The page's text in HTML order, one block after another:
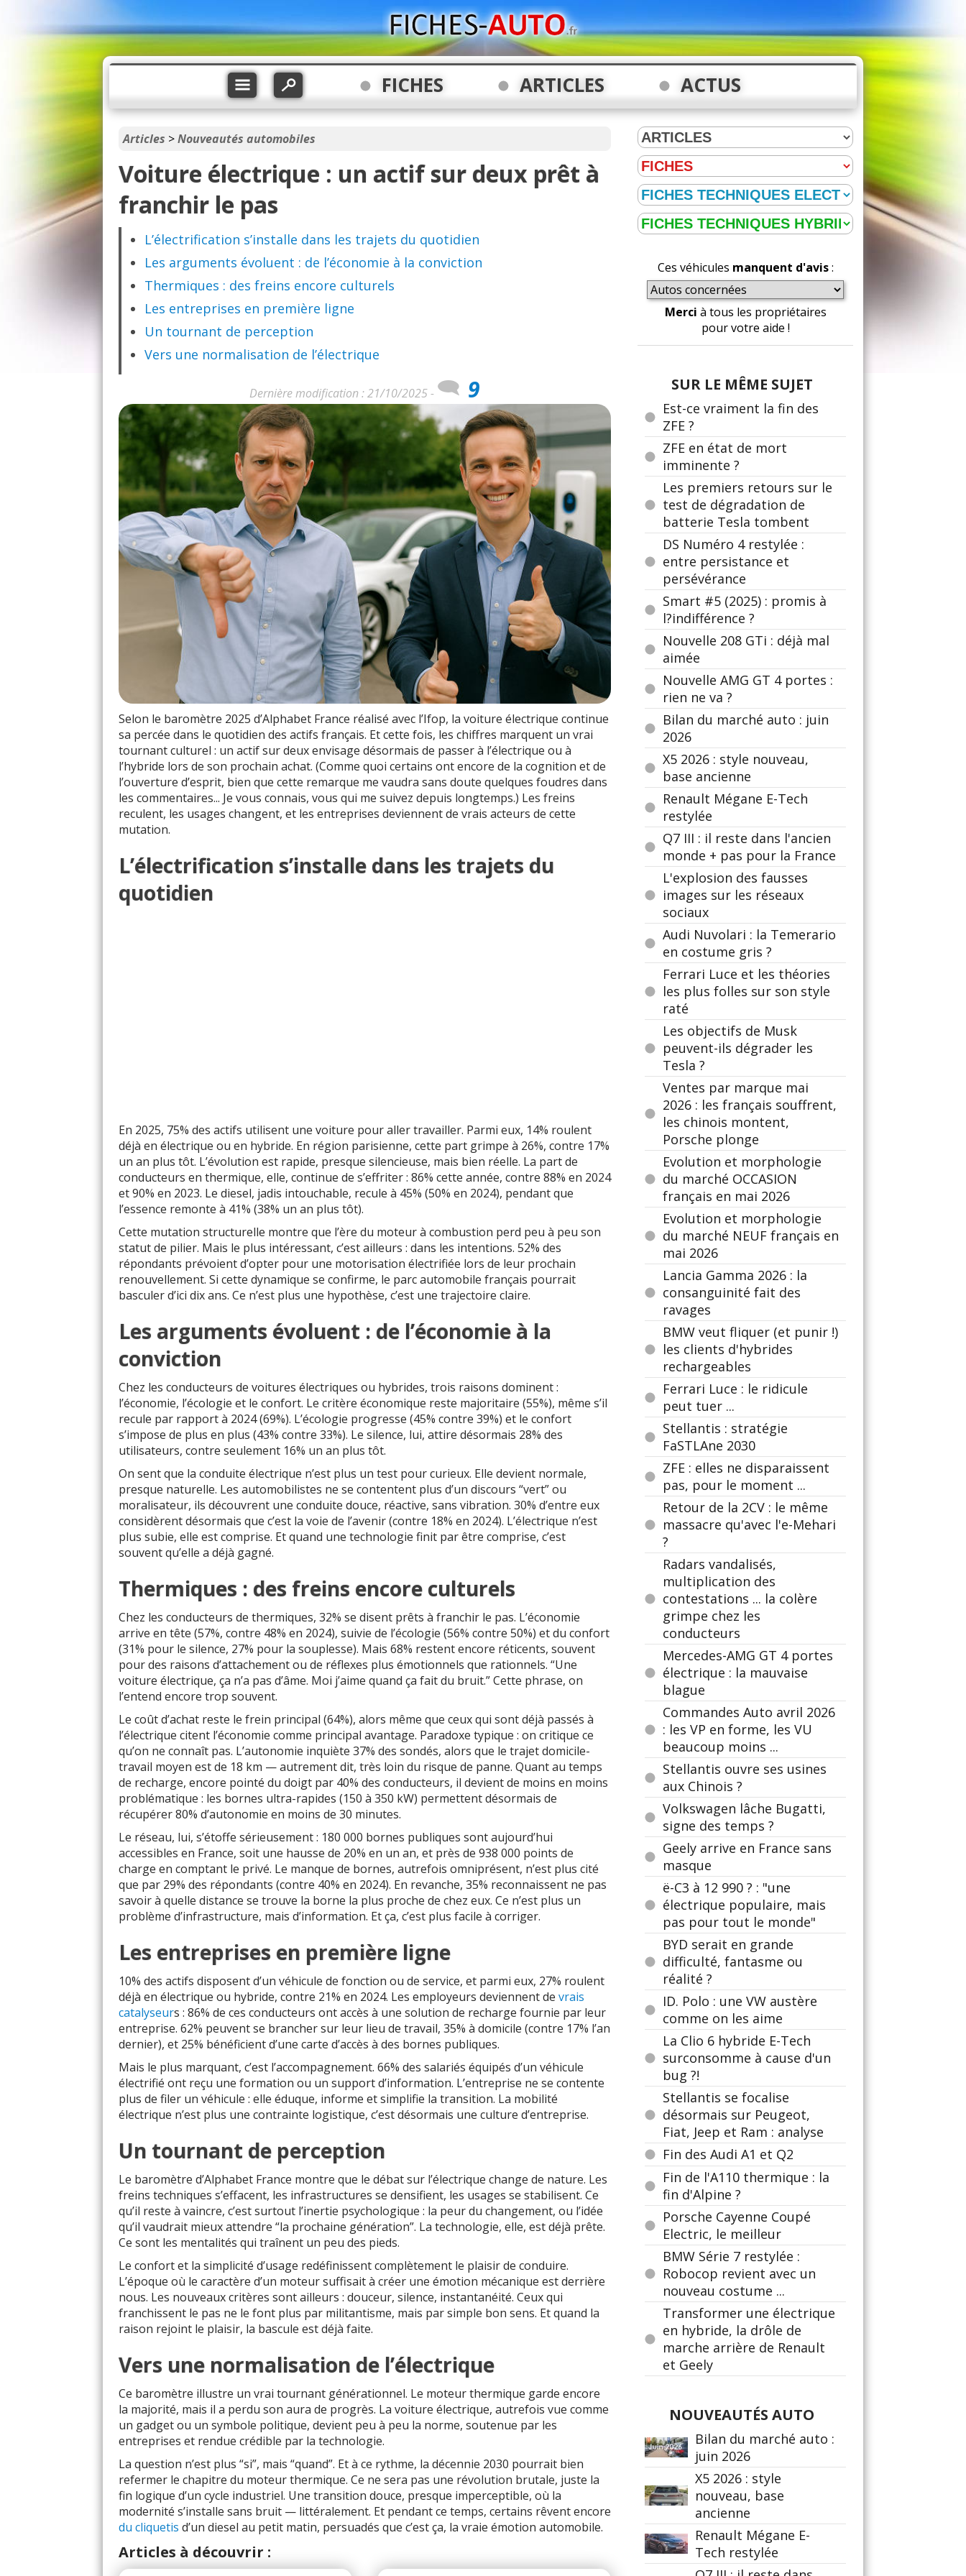
FICHES ARTICLES ACTUS
Articles >Nouveautés automobiles
Voiture électrique : un actif sur deux prêt à
franchir le pas
L’électrification s’installe dans les trajets du quotidien
Les arguments évoluent : de l’économie à la conviction
Thermiques : des freins encore culturels
Les entreprises en première ligne
Un tournant de perception
Vers une normalisation de l’électrique
Dernière modification : 21/10/2025 - 9
Selon le baromètre 2025 d’Alphabet France réalisé avec l’Ifop, la voiture électrique continue
sa percée dans le quotidien des actifs français. Et cette fois, les chiffres marquent un vrai
tournant culturel : un actif sur deux envisage désormais de passer à l’électrique ou à
l’hybride lors de son prochain achat. (Comme quoi certains ont encore de la cognition et de
l’ouverture d’esprit, bien que cette remarque me vaudra sans doute quelques foudres dans
les commentaires... Je vous connais, vous qui me suivez depuis longtemps.) Les freins
reculent, les usages changent, et les entreprises deviennent de vrais acteurs de cette
mutation.
L’électrification s’installe dans les trajets du
quotidien
En 2025, 75% des actifs utilisent une voiture pour aller travailler. Parmi eux, 14% roulent
déjà en électrique ou en hybride. En région parisienne, cette part grimpe à 26%, contre 17%
un an plus tôt. L’évolution est rapide, presque silencieuse, mais bien réelle. La part de
conducteurs en thermique, elle, continue de s’effriter : 86% cette année, contre 88% en 2024
et 90% en 2023. Le diesel, jadis intouchable, recule à 45% (50% en 2024), pendant que
l’essence remonte à 41% (38% un an plus tôt).
Cette mutation structurelle montre que l’ère du moteur à combustion perd peu à peu son
statut de pilier. Mais le plus intéressant, c’est ailleurs : dans les intentions. 52% des
répondants prévoient d’opter pour une motorisation électrifiée lors de leur prochain
renouvellement. Si cette dynamique se confirme, le parc automobile français pourrait
basculer d’ici dix ans. Ce n’est plus une hypothèse, c’est une trajectoire claire.
Les arguments évoluent : de l’économie à la
conviction
Chez les conducteurs de voitures électriques ou hybrides, trois raisons dominent :
l’économie, l’écologie et le confort. Le critère économique reste majoritaire (55%), même s’il
recule par rapport à 2024 (69%). L’écologie progresse (45% contre 39%) et le confort
s’impose de plus en plus (43% contre 33%). Le silence, lui, attire désormais 28% des
utilisateurs, contre seulement 16% un an plus tôt.
On sent que la conduite électrique n’est plus un test pour curieux. Elle devient normale,
presque naturelle. Les automobilistes ne se contentent plus d’un discours “vert” ou
moralisateur, ils découvrent une conduite douce, réactive, sans vibration. 30% d’entre eux
considèrent désormais que c’est la voie de l’avenir (contre 18% en 2024). L’électrique n’est
plus subie, elle est comprise. Et quand une technologie finit par être comprise, c’est
souvent qu’elle a déjà gagné.
Thermiques : des freins encore culturels
Chez les conducteurs de thermiques, 32% se disent prêts à franchir le pas. L’économie
arrive en tête (57%, contre 48% en 2024), suivie de l’écologie (56% contre 50%) et du confort
(31% pour le silence, 27% pour la souplesse). Mais 68% restent encore réticents, souvent
pour des raisons d’attachement ou de réflexes plus émotionnels que rationnels. “Une
voiture électrique, ça n’a pas d’âme. Moi j’aime quand ça fait du bruit.” Cette phrase, on
l’entend encore trop souvent.
Le coût d’achat reste le frein principal (64%), alors même que ceux qui sont déjà passés à
l’électrique citent l’économie comme principal avantage. Paradoxe typique : on critique ce
qu’on ne connaît pas. L’autonomie inquiète 37% des sondés, alors que le trajet domicile-
travail moyen est de 18 km — autrement dit, très loin du risque de panne. Quant au temps
de recharge, encore pointé du doigt par 40% des conducteurs, il devient de moins en moins
problématique : les bornes ultra-rapides (150 à 350 kW) permettent désormais de
récupérer 80% d’autonomie en moins de 30 minutes.
Le réseau, lui, s’étoffe sérieusement : 180 000 bornes publiques sont aujourd’hui
accessibles en France, soit une hausse de 20% en un an, et près de 938 000 points de
charge en comptant le privé. Le manque de bornes, autrefois omniprésent, n’est plus cité
que par 29% des répondants (contre 40% en 2024). En revanche, 35% reconnaissent ne pas
savoir à quelle distance se trouve la borne la plus proche de chez eux. Ce n’est plus un
problème d’infrastructure, mais d’information. Et ça, c’est plus facile à corriger.
Les entreprises en première ligne
10% des actifs disposent d’un véhicule de fonction ou de service, et parmi eux, 27% roulent
déjà en électrique ou hybride, contre 21% en 2024. Les employeurs deviennent de vrais
catalyseurs : 86% de ces conducteurs ont accès à une solution de recharge fournie par leur
entreprise. 62% peuvent se brancher sur leur lieu de travail, 35% à domicile (contre 17% l’an
dernier), et 25% bénéficient d’une carte d’accès à des bornes publiques.
Mais le plus marquant, c’est l’accompagnement. 66% des salariés équipés d’un véhicule
électrifié ont reçu une formation ou un support d’information. L’entreprise ne se contente
plus de filer un véhicule : elle éduque, informe et simplifie la transition. La mobilité
électrique n’est plus une contrainte logistique, c’est désormais une culture d’entreprise.
Un tournant de perception
Le baromètre d’Alphabet France montre que le débat sur l’électrique change de nature. Les
freins techniques s’effacent, les infrastructures se densifient, les usages se stabilisent. Ce
qu’il reste à vaincre, c’est surtout l’inertie psychologique : la peur du changement, ou l’idée
qu’il vaudrait mieux attendre “la prochaine génération”. La technologie, elle, est déjà prête.
Ce sont les mentalités qui traînent un peu des pieds.
Le confort et la simplicité d’usage redéfinissent complètement le plaisir de conduire.
L’époque où le caractère d’un moteur suffisait à créer une émotion mécanique est derrière
nous. Les nouveaux critères sont ailleurs : douceur, silence, instantanéité. Ceux qui
franchissent le pas ne le font plus par militantisme, mais par simple bon sens. Et quand la
raison rejoint le plaisir, la bascule est déjà faite.
Vers une normalisation de l’électrique
Ce baromètre illustre un vrai tournant générationnel. Le moteur thermique garde encore
la majorité, mais il a perdu son aura de progrès. La voiture électrique, autrefois vue comme
un gadget ou un symbole politique, devient peu à peu la norme, soutenue par les
entreprises et rendue crédible par la technologie.
La question n’est plus “si”, mais “quand”. Et à ce rythme, la décennie 2030 pourrait bien
refermer le chapitre du moteur thermique. Ce ne sera pas une révolution brutale, juste la
fin logique d’un cycle industriel. Une transition douce, presque imperceptible, où la
modernité s’installe sans bruit — littéralement. Et pendant ce temps, certains rêvent encore
du cliquetis d’un diesel au petit matin, persuadés que c’est ça, la vraie émotion automobile.
Articles à découvrir :
Ces véhicules manquent d'avis:
Merci à tous les propriétaires
pour votre aide !
SUR LE MÊME SUJET
Est-ce vraiment la fin des
ZFE ?
ZFE en état de mort
imminente ?
Les premiers retours sur le
test de dégradation de
batterie Tesla tombent
DS Numéro 4 restylée :
entre persistance et
persévérance
Smart #5 (2025) : promis à
l?indifférence ?
Nouvelle 208 GTi : déjà mal
aimée
Nouvelle AMG GT 4 portes :
rien ne va ?
Bilan du marché auto : juin
2026
X5 2026 : style nouveau,
base ancienne
Renault Mégane E-Tech
restylée
Q7 III : il reste dans l'ancien
monde + pas pour la France
L'explosion des fausses
images sur les réseaux
sociaux
Audi Nuvolari : la Temerario
en costume gris ?
Ferrari Luce et les théories
les plus folles sur son style
raté
Les objectifs de Musk
peuvent-ils dégrader les
Tesla ?
Ventes par marque mai
2026 : les français souffrent,
les chinois montent,
Porsche plonge
Evolution et morphologie
du marché OCCASION
français en mai 2026
Evolution et morphologie
du marché NEUF français en
mai 2026
Lancia Gamma 2026 : la
consanguinité fait des
ravages
BMW veut fliquer (et punir !)
les clients d'hybrides
rechargeables
Ferrari Luce : le ridicule
peut tuer ...
Stellantis : stratégie
FaSTLAne 2030
ZFE : elles ne disparaissent
pas, pour le moment ...
Retour de la 2CV : le même
massacre qu'avec l'e-Mehari
?
Radars vandalisés,
multiplication des
contestations ... la colère
grimpe chez les
conducteurs
Mercedes-AMG GT 4 portes
électrique : la mauvaise
blague
Commandes Auto avril 2026
: les VP en forme, les VU
beaucoup moins ...
Stellantis ouvre ses usines
aux Chinois ?
Volkswagen lâche Bugatti,
signe des temps ?
Geely arrive en France sans
masque
ë-C3 à 12 990 ? : "une
électrique populaire, mais
pas pour tout le monde"
BYD serait en grande
difficulté, fantasme ou
réalité ?
ID. Polo : une VW austère
comme on les aime
La Clio 6 hybride E-Tech
surconsomme à cause d'un
bug ?!
Stellantis se focalise
désormais sur Peugeot,
Fiat, Jeep et Ram : analyse
Fin des Audi A1 et Q2
Fin de l'A110 thermique : la
fin d'Alpine ?
Porsche Cayenne Coupé
Electric, le meilleur
BMW Série 7 restylée :
Robocop revient avec un
nouveau costume ...
Transformer une électrique
en hybride, la drôle de
marche arrière de Renault
et Geely
NOUVEAUTÉS AUTO
Bilan du marché auto :
juin 2026
X5 2026 : style
nouveau, base
ancienne
Renault Mégane E-
Tech restylée